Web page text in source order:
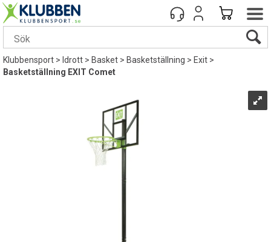
Klubbensport> Idrott>Basket>Basketställning>Exit>
Basketställning EXIT Comet